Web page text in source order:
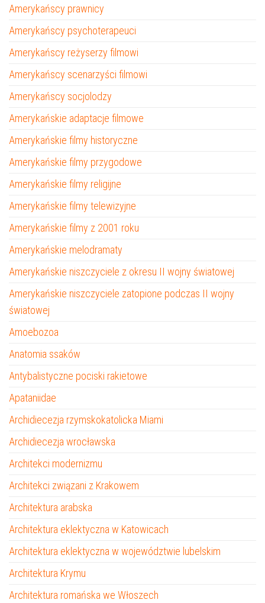
Amerykańscy prawnicy
Amerykańscy psychoterapeuci
Amerykańscy reżyserzy filmowi
Amerykańscy scenarzyści filmowi
Amerykańscy socjolodzy
Amerykańskie adaptacje filmowe
Amerykańskie filmy historyczne
Amerykańskie filmy przygodowe
Amerykańskie filmy religijne
Amerykańskie filmy telewizyjne
Amerykańskie filmy z 2001 roku
Amerykańskie melodramaty
Amerykańskie niszczyciele z okresu II wojny światowej
Amerykańskie niszczyciele zatopione podczas II wojny
światowej
Amoebozoa
Anatomia ssaków
Antybalistyczne pociski rakietowe
Apataniidae
Archidiecezja rzymskokatolicka Miami
Archidiecezja wrocławska
Architekci modernizmu
Architekci związani z Krakowem
Architektura arabska
Architektura eklektyczna w Katowicach
Architektura eklektyczna w województwie lubelskim
Architektura Krymu
Architektura romańska we Włoszech